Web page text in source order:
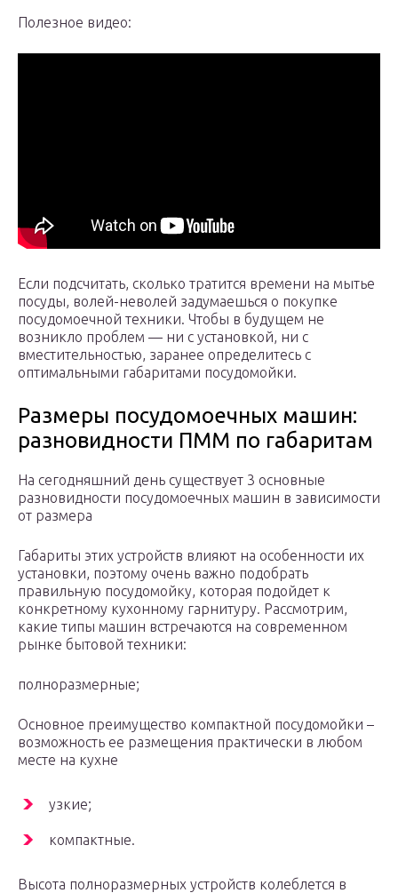
Полезное видео:
Если подсчитать, сколько тратится времени на мытье
посуды, волей-неволей задумаешься о покупке
посудомоечной техники. Чтобы в будущем не
возникло проблем — ни с установкой, ни с
вместительностью, заранее определитесь с
оптимальными габаритами посудомойки.
Размеры посудомоечных машин:
разновидности ПММ по габаритам
На сегодняшний день существует 3 основные
разновидности посудомоечных машин в зависимости
от размера
Габариты этих устройств влияют на особенности их
установки, поэтому очень важно подобрать
правильную посудомойку, которая подойдет к
конкретному кухонному гарнитуру. Рассмотрим,
какие типы машин встречаются на современном
рынке бытовой техники:
полноразмерные;
Основное преимущество компактной посудомойки –
возможность ее размещения практически в любом
месте на кухне
узкие;
компактные.
Высота полноразмерных устройств колеблется в